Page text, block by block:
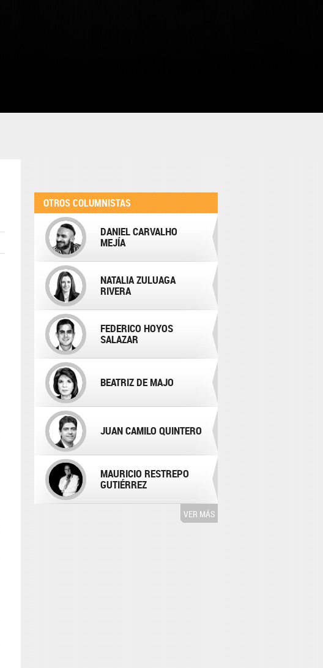
OTROS COLUMNISTAS
DANIEL CARVALHO
MEJÍA
NATALIA ZULUAGA
RIVERA
FEDERICO HOYOS
SALAZAR
BEATRIZ DE MAJO
JUAN CAMILO QUINTERO
MAURICIO RESTREPO
GUTIÉRREZ
VER MÁS